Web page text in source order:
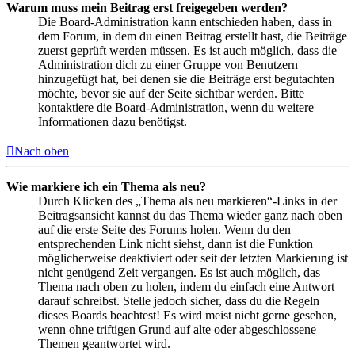
Warum muss mein Beitrag erst freigegeben werden?
Die Board-Administration kann entschieden haben, dass in
dem Forum, in dem du einen Beitrag erstellt hast, die Beiträge
zuerst geprüft werden müssen. Es ist auch möglich, dass die
Administration dich zu einer Gruppe von Benutzern
hinzugefügt hat, bei denen sie die Beiträge erst begutachten
möchte, bevor sie auf der Seite sichtbar werden. Bitte
kontaktiere die Board-Administration, wenn du weitere
Informationen dazu benötigst.
Nach oben
Wie markiere ich ein Thema als neu?
Durch Klicken des „Thema als neu markieren“-Links in der
Beitragsansicht kannst du das Thema wieder ganz nach oben
auf die erste Seite des Forums holen. Wenn du den
entsprechenden Link nicht siehst, dann ist die Funktion
möglicherweise deaktiviert oder seit der letzten Markierung ist
nicht genügend Zeit vergangen. Es ist auch möglich, das
Thema nach oben zu holen, indem du einfach eine Antwort
darauf schreibst. Stelle jedoch sicher, dass du die Regeln
dieses Boards beachtest! Es wird meist nicht gerne gesehen,
wenn ohne triftigen Grund auf alte oder abgeschlossene
Themen geantwortet wird.